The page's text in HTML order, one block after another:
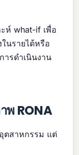
ห์ what-if เพื่อ
นรายได้หรือ
รดำเนินงาน
พ RONA
ตสาหกรรม แต่